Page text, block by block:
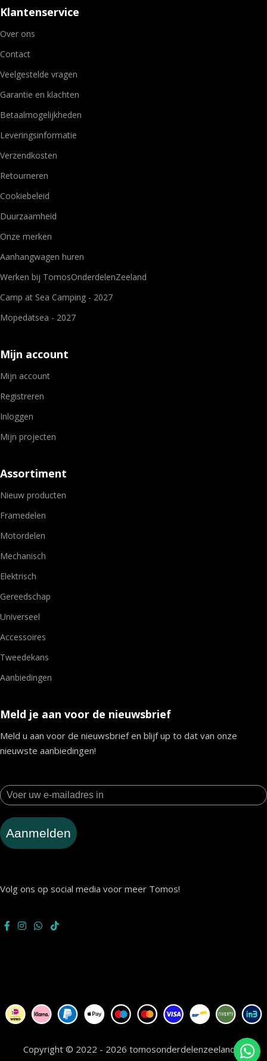
Klantenservice
Over ons
Contact
Veelgestelde vragen
Garantie en klachten
Betaalmogelijkheden
Leveringsinformatie
Verzendkosten
Retourneren
Cookiebeleid
Duurzaamheid
Onze merken
Aanhangwagen huren
Werken bij TomosOnderdelenZeeland
Camp at Sea Camping - 2027
Mopedatsea - 2027
Mijn account
Mijn account
Registreren
Inloggen
Mijn projecten
Assortiment
Nieuw producten
Framedelen
Motordelen
Mechanisch
Elektrisch
Gereedschap
Universeel
Accessoires
Tweedekans
Aanbiedingen
Meld je aan voor de nieuwsbrief
Meld u aan voor de nieuwsbrief en blijf up to dat van onze
nieuwste aanbiedingen!
Aanmelden
Volg ons op social media voor meer Tomos!
Copyright © 2022 - 2026 tomosonderdelenzeeland.nl